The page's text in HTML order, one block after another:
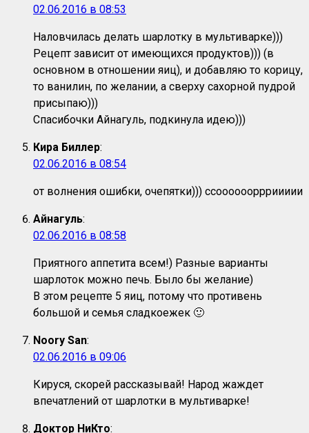
02.06.2016 в 08:53
Наловчилась делать шарлотку в мультиварке)))
Рецепт зависит от имеющихся продуктов))) (в
основном в отношении яиц), и добавляю то корицу,
то ванилин, по желании, а сверху сахорной пудрой
присыпаю)))
Спасибочки Айнагуль, подкинула идею)))
Кира Биллер:
02.06.2016 в 08:54
от волнения ошибки, очепятки))) ссооооооррриииии
Айнагуль:
02.06.2016 в 08:58
Приятного аппетита всем!) Разные варианты
шарлоток можно печь. Было бы желание)
В этом рецепте 5 яиц, потому что противень
большой и семья сладкоежек 🙂
Noory San:
02.06.2016 в 09:06
Кируся, скорей рассказывай! Народ жаждет
впечатлений от шарлотки в мультиварке!
Доктор НиКто: